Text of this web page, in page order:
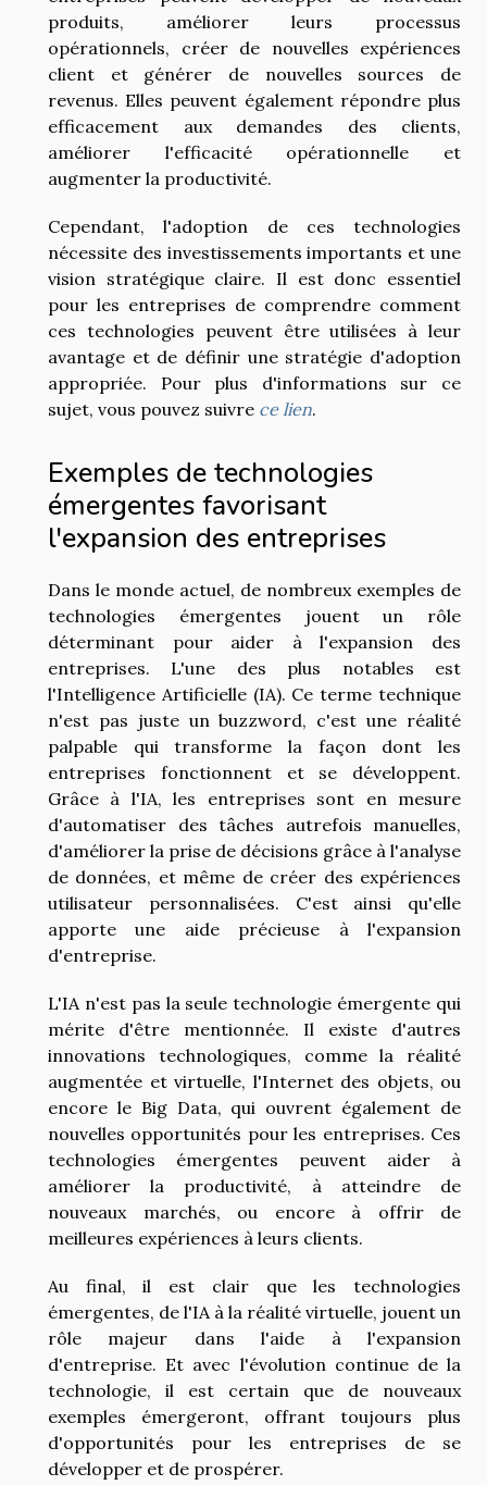
produits, améliorer leurs processus
opérationnels, créer de nouvelles expériences
client et générer de nouvelles sources de
revenus. Elles peuvent également répondre plus
efficacement aux demandes des clients,
améliorer l'efficacité opérationnelle et
augmenter la productivité.
Cependant, l'adoption de ces technologies
nécessite des investissements importants et une
vision stratégique claire. Il est donc essentiel
pour les entreprises de comprendre comment
ces technologies peuvent être utilisées à leur
avantage et de définir une stratégie d'adoption
appropriée. Pour plus d'informations sur ce
sujet, vous pouvez suivre ce lien.
Exemples de technologies
émergentes favorisant
l'expansion des entreprises
Dans le monde actuel, de nombreux exemples de
technologies émergentes jouent un rôle
déterminant pour aider à l'expansion des
entreprises. L'une des plus notables est
l'Intelligence Artificielle (IA). Ce terme technique
n'est pas juste un buzzword, c'est une réalité
palpable qui transforme la façon dont les
entreprises fonctionnent et se développent.
Grâce à l'IA, les entreprises sont en mesure
d'automatiser des tâches autrefois manuelles,
d'améliorer la prise de décisions grâce à l'analyse
de données, et même de créer des expériences
utilisateur personnalisées. C'est ainsi qu'elle
apporte une aide précieuse à l'expansion
d'entreprise.
L'IA n'est pas la seule technologie émergente qui
mérite d'être mentionnée. Il existe d'autres
innovations technologiques, comme la réalité
augmentée et virtuelle, l'Internet des objets, ou
encore le Big Data, qui ouvrent également de
nouvelles opportunités pour les entreprises. Ces
technologies émergentes peuvent aider à
améliorer la productivité, à atteindre de
nouveaux marchés, ou encore à offrir de
meilleures expériences à leurs clients.
Au final, il est clair que les technologies
émergentes, de l'IA à la réalité virtuelle, jouent un
rôle majeur dans l'aide à l'expansion
d'entreprise. Et avec l'évolution continue de la
technologie, il est certain que de nouveaux
exemples émergeront, offrant toujours plus
d'opportunités pour les entreprises de se
développer et de prospérer.